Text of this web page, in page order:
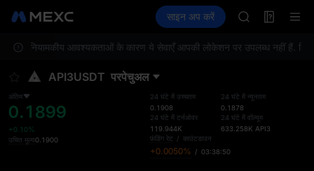
Information इवेंट
साइन अप करें
SKYAI
SPCX rises
SKYAI
SPCX rises
नियामकीय आवश्यकताओं के कारण ये सेवाएँ आपकी लोकेशन पर उपलब्ध नहीं हैं.
API3USDT परपेचुअल
अंतिम
0.1899
+0.10%
उचित मूल्य0.1900
24 घंटे में उच्चतम
0.1908
24 घंटे में टर्नओवर
119.944K
24 घंटे में न्यूनतम
0.1878
24 घंटे में वॉल्यूम
633.258K API3
फ़ंडिंग रेट / काउंटडाउन
+0.0050% / 03:38:50